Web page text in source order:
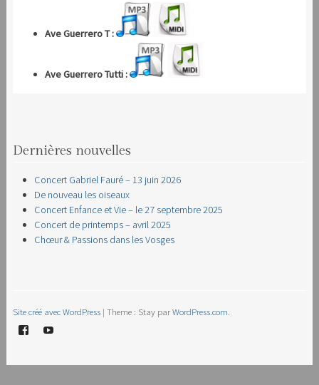
Ave Guerrero T :
Ave Guerrero Tutti :
Dernières nouvelles
Concert Gabriel Fauré – 13 juin 2026
De nouveau les oiseaux
Concert Enfance et Vie – le 27 septembre 2025
Concert de printemps – avril 2025
Chœur & Passions dans les Vosges
Site créé avec WordPress | Theme : Stay parWordPress.com.